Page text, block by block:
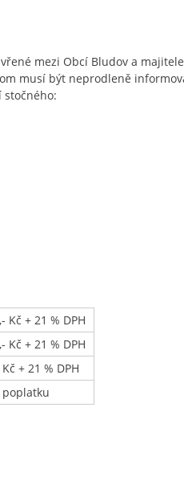
mezi Obcí Bludov a
musí být neprodleně
stočného:
Kč + 21 % DPH
Kč + 21 % DPH
+ 21 % DPH
poplatku